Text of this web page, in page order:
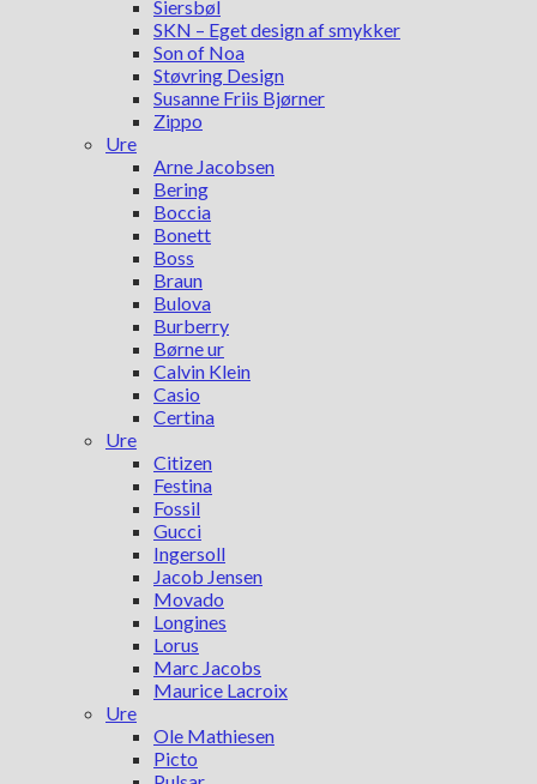
Siersbøl
SKN – Eget design af smykker
Son of Noa
Støvring Design
Susanne Friis Bjørner
Zippo
Ure
Arne Jacobsen
Bering
Boccia
Bonett
Boss
Braun
Bulova
Burberry
Børne ur
Calvin Klein
Casio
Certina
Ure
Citizen
Festina
Fossil
Gucci
Ingersoll
Jacob Jensen
Movado
Longines
Lorus
Marc Jacobs
Maurice Lacroix
Ure
Ole Mathiesen
Picto